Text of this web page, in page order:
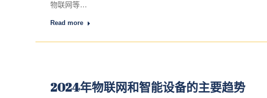
物联网等…
Read more
2024年物联网和智能设备的主要趋势